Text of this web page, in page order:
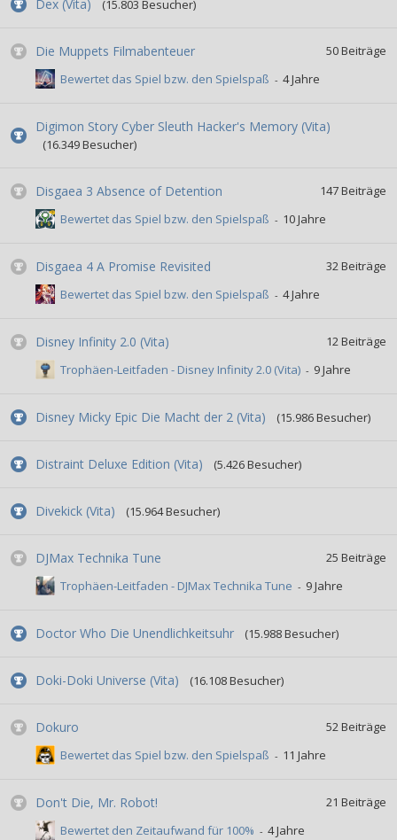
Dex (Vita) (15.803 Besucher)
Die Muppets Filmabenteuer 50Beiträge
Bewertet das Spiel bzw. den Spielspaß
Digimon Story Cyber Sleuth Hacker's Memory (Vita)
(16.349 Besucher)
Disgaea 3 Absence of Detention 147Beiträge
Bewertet das Spiel bzw. den Spielspaß
Disgaea 4 A Promise Revisited 32Beiträge
Bewertet das Spiel bzw. den Spielspaß
Disney Infinity 2.0 (Vita) 12Beiträge
Trophäen-Leitfaden - Disney Infinity 2.0 (Vita)
Disney Micky Epic Die Macht der 2 (Vita) (15.986 Besucher)
Distraint Deluxe Edition (Vita) (5.426 Besucher)
Divekick (Vita) (15.964 Besucher)
DJMax Technika Tune 25 Beiträge
Trophäen-Leitfaden - DJMax Technika Tune
Doctor Who Die Unendlichkeitsuhr (15.988 Besucher)
Doki-Doki Universe (Vita) (16.108 Besucher)
Dokuro 52Beiträge
Bewertet das Spiel bzw. den Spielspaß
Don't Die, Mr. Robot! 21 Beiträge
Bewertet den Zeitaufwand für 100%